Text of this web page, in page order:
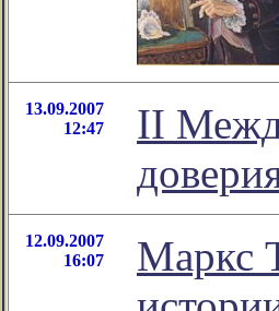
13.09.2007
12:47
II
12.09.2007
16:07
Маркс